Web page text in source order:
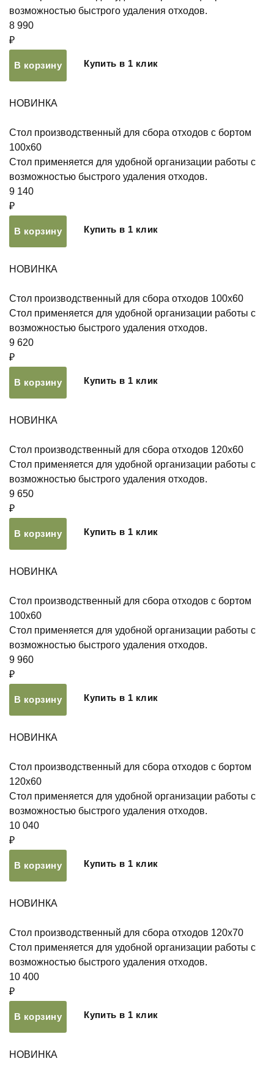
возможностью быстрого удаления отходов.
8 990
₽
В корзину Купить в 1 клик
НОВИНКА
Стол производственный для сбора отходов с бортом
100х60
Стол применяется для удобной организации работы с
возможностью быстрого удаления отходов.
9 140
₽
В корзину Купить в 1 клик
НОВИНКА
Стол производственный для сбора отходов 100х60
Стол применяется для удобной организации работы с
возможностью быстрого удаления отходов.
9 620
₽
В корзину Купить в 1 клик
НОВИНКА
Стол производственный для сбора отходов 120х60
Стол применяется для удобной организации работы с
возможностью быстрого удаления отходов.
9 650
₽
В корзину Купить в 1 клик
НОВИНКА
Стол производственный для сбора отходов с бортом
100х60
Стол применяется для удобной организации работы с
возможностью быстрого удаления отходов.
9 960
₽
В корзину Купить в 1 клик
НОВИНКА
Стол производственный для сбора отходов с бортом
120х60
Стол применяется для удобной организации работы с
возможностью быстрого удаления отходов.
10 040
₽
В корзину Купить в 1 клик
НОВИНКА
Стол производственный для сбора отходов 120х70
Стол применяется для удобной организации работы с
возможностью быстрого удаления отходов.
10 400
₽
В корзину Купить в 1 клик
НОВИНКА